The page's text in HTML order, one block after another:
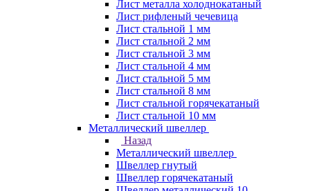
Лист металла холоднокатаный
Лист рифленый чечевица
Лист стальной 1 мм
Лист стальной 2 мм
Лист стальной 3 мм
Лист стальной 4 мм
Лист стальной 5 мм
Лист стальной 8 мм
Лист стальной горячекатаный
Лист стальной 10 мм
Металлический швеллер
Назад
Металлический швеллер
Швеллер гнутый
Швеллер горячекатаный